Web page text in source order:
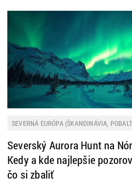
SEVERNÁ EURÓPA (ŠKANDINÁVIA,
Severský Aurora Hunt na
Kedy a kde najlepšie
čo si zbaliť